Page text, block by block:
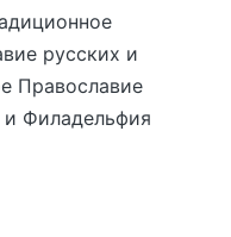
русских и
Православие
Филадельфия